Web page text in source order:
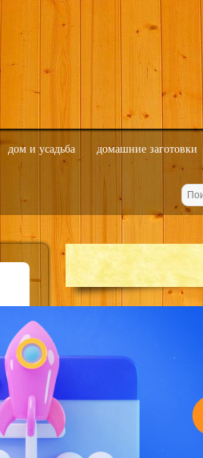
дом и усадьба домашние заготовки